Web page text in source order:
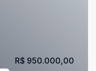
R$ 950.000,00